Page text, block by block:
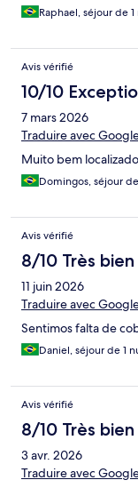
Raphael, séjour de
Avis vérifié
10/10
7 mars 2026
Traduire avec
Muito bem
Domingos, séjour
Avis vérifié
8/10 Très bien
11 juin 2026
Traduire avec
Sentimos falta de
Daniel, séjour de 1
Avis vérifié
8/10 Très bien
3 avr. 2026
Traduire avec